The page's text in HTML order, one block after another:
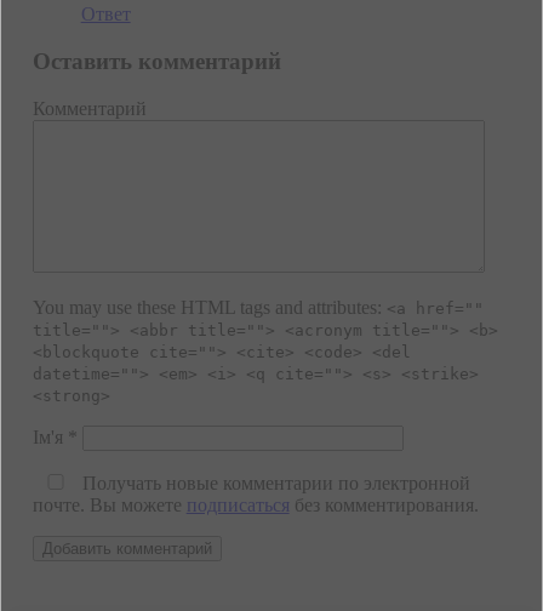
Ответ
Оставить комментарий
Комментарий
You may use these HTML tags and attributes: <a href=""
title=""> <abbr title=""> <acronym title=""> <b>
<blockquote cite=""> <cite> <code> <del
datetime=""> <em> <i> <q cite=""> <s> <strike>
<strong>
Ім'я
Получать новые комментарии по электронной
почте. Вы можете подписаться без комментирования.